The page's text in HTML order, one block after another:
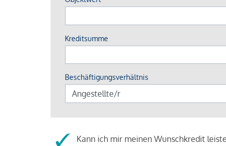
Kann ich mir meinen Wunschkredit